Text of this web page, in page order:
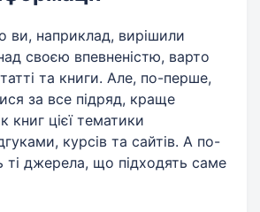
ви, наприклад, вирішили
своєю впевненістю, варто
та книги. Але, по-перше,
за все підряд, краще
книг цієї тематики
курсів та сайтів. А по-
ті джерела, що підходять саме